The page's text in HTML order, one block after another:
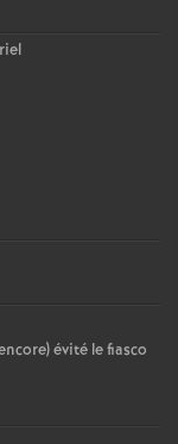
évité le fiasco